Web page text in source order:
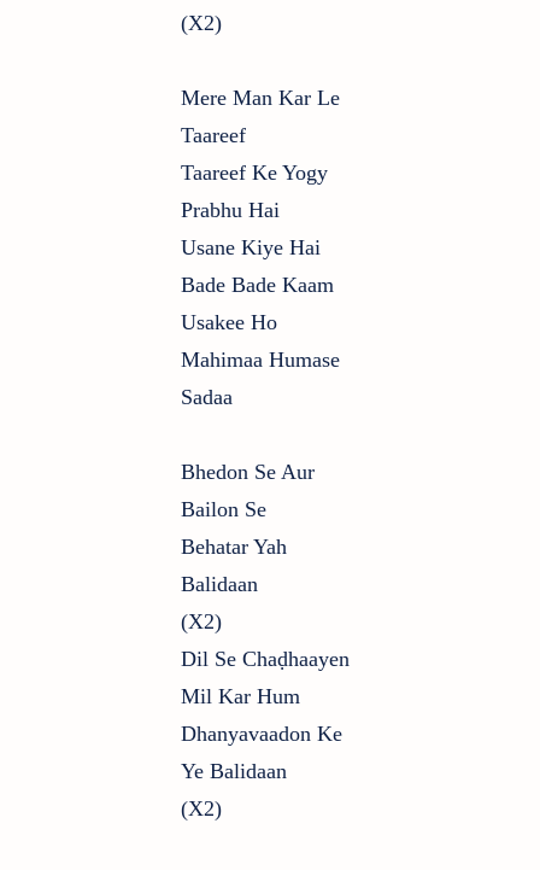
(x2)
Mere Man Kar Le
Taareef
Taareef Ke Yogy
Prabhu Hai
Usane Kiye Hai
Bade Bade Kaam
Usakee Ho
Mahimaa Humase
Sadaa
Bhedon Se Aur
Bailon Se
Behatar Yah
Balidaan
(x2)
Dil Se Chaḍhaayen
Mil Kar Hum
Dhanyavaadon Ke
Ye Balidaan
(x2)